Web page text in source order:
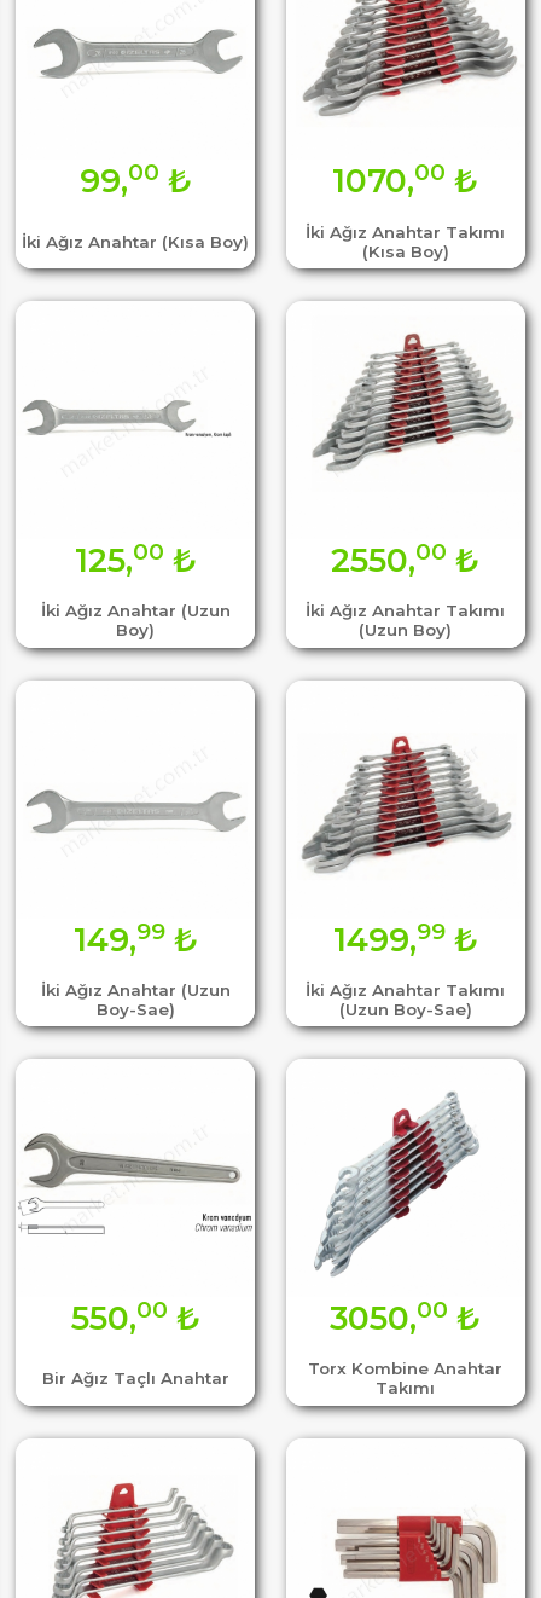
İki Ağız Anahtar (Kısa Boy)
99,00 ₺
İki Ağız Anahtar Takımı
(Kısa Boy)
1070,00 ₺
İki Ağız Anahtar (Uzun
Boy)
125,00 ₺
İki Ağız Anahtar Takımı
(Uzun Boy)
2550,00 ₺
İki Ağız Anahtar (Uzun
Boy-Sae)
149,99₺
İki Ağız Anahtar Takımı
(Uzun Boy-Sae)
1499,99₺
Bir Ağız Taçlı Anahtar
550,00 ₺
Torx Kombine Anahtar
Takımı
3050,00 ₺